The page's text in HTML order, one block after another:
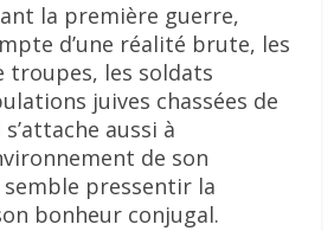
la première guerre,
d’une réalité brute, les
troupes, les soldats
juives chassées de
aussi à
de son
pressentir la
bonheur conjugal.